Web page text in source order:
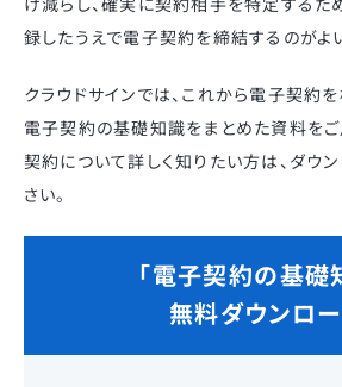
録したうえで電子契約を締結するのがよい
クラウドサインでは、これから電子契約
電子契約の基礎知識をまとめた資料をご
契約について詳しく知りたい方は、ダウ
さい。
「電子契約の基礎
無料ダウンロ